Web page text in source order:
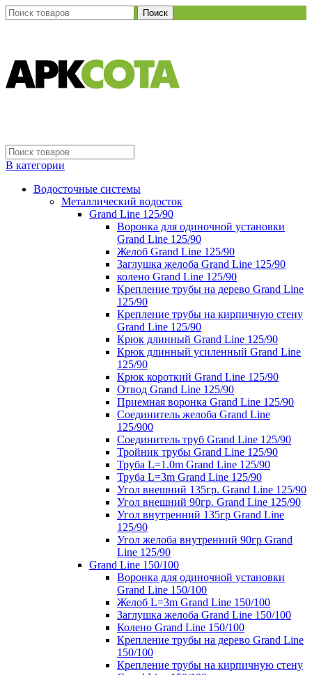
Поиск
В категории
Водосточные системы
Металлический водосток
Grand Line 125/90
Воронка для одиночной установки
Grand Line 125/90
Желоб Grand Line 125/90
Заглушка желоба Grand Line 125/90
колено Grand Line 125/90
Крепление трубы на дерево Grand Line
125/90
Крепление трубы на кирпичную стену
Grand Line 125/90
Крюк длинный Grand Line 125/90
Крюк длинный усиленный Grand Line
125/90
Крюк короткий Grand Line 125/90
Отвод Grand Line 125/90
Приемная воронка Grand Line 125/90
Соединитель желоба Grand Line
125/900
Соединитель труб Grand Line 125/90
Тройник трубы Grand Line 125/90
Труба L=1.0m Grand Line 125/90
Труба L=3m Grand Line 125/90
Угол внешний 135гр. Grand Line 125/90
Угол внешний 90гр. Grand Line 125/90
Угол внутренний 135гр Grand Line
125/90
Угол желоба внутренний 90гр Grand
Line 125/90
Grand Line 150/100
Воронка для одиночной установки
Grand Line 150/100
Желоб L=3m Grand Line 150/100
Заглушка желоба Grand Line 150/100
Колено Grand Line 150/100
Крепление трубы на дерево Grand Line
150/100
Крепление трубы на кирпичную стену